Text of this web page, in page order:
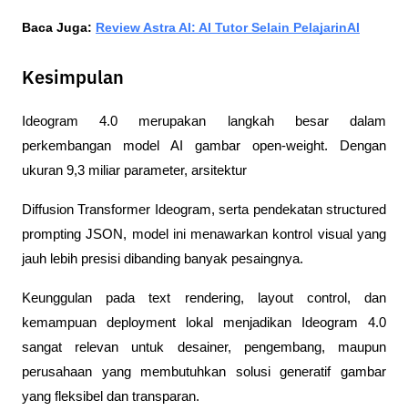
Baca Juga: Review Astra AI: AI Tutor Selain PelajarinAI
Kesimpulan
Ideogram 4.0 merupakan langkah besar dalam
perkembangan model AI gambar open-weight. Dengan
ukuran 9,3 miliar parameter, arsitektur
Diffusion Transformer Ideogram, serta pendekatan structured
prompting JSON, model ini menawarkan kontrol visual yang
jauh lebih presisi dibanding banyak pesaingnya.
Keunggulan pada text rendering, layout control, dan
kemampuan deployment lokal menjadikan Ideogram 4.0
sangat relevan untuk desainer, pengembang, maupun
perusahaan yang membutuhkan solusi generatif gambar
yang fleksibel dan transparan.